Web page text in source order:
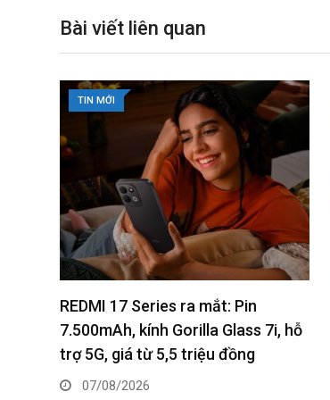
l
Bài viết liên quan
TIN MỚI
ASUS tung ROG Strix SCAR 18
trang bị Intel Core Ultra 9 và RTX
5090, công suất lên tới 320W
07/08/2026